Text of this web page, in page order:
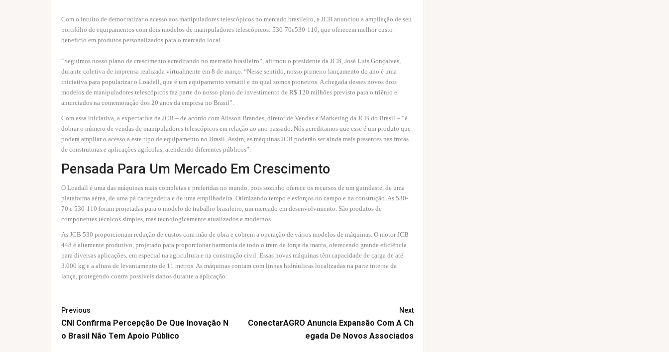
Com o intuito de democratizar o acesso aos manipuladores telescópicos no mercado brasileiro, a JCB anunciou a ampliação de seu
portifólio de equipamentos com dois modelos de manipuladores telescópicos: 530-70e530-110, que oferecem melhor custo-
benefício em produtos personalizados para o mercado local.
“Seguimos nosso plano de crescimento acreditando no mercado brasileiro”, afirmou o presidente da JCB, José Luis Gonçalves,
durante coletiva de imprensa realizada virtualmente em 8 de março. “Nesse sentido, nosso primeiro lançamento do ano é uma
iniciativa para popularizar o Loadall, que é um equipamento versátil e no qual somos pioneiros. A chegada desses novos dois
modelos de manipuladores telescópicos faz parte do nosso plano de investimento de R$ 120 milhões previsto para o triênio e
anunciados na comemoração dos 20 anos da empresa no Brasil”.
Com essa iniciativa, a expectativa da JCB – de acordo com Alisson Brandes, diretor de Vendas e Marketing da JCB do Brasil – “é
dobrar o número de vendas de manipuladores telescópicos em relação ao ano passado. Nós acreditamos que esse é um produto que
poderá ampliar o acesso a este tipo de equipamento no Brasil. Assim, as máquinas JCB poderão ser ainda mais presentes nas frotas
de construtoras e aplicações agrícolas, atendendo diferentes públicos”.
Pensada Para Um Mercado Em Crescimento
O Loadall é uma das máquinas mais completas e preferidas no mundo, pois sozinho oferece os recursos de um guindaste, de uma
plataforma aérea, de uma pá carregadeira e de uma empilhadeira. Otimizando tempo e esforços no campo e na construção. As 530-
70 e 530-110 foram projetadas para o modelo de trabalho brasileiro, um mercado em desenvolvimento. São produtos de
componentes técnicos simples, mas tecnologicamente atualizados e modernos.
As JCB 530 proporcionam redução de custos com mão de obra e cobrem a operação de vários modelos de máquinas. O motor JCB
448 é altamente produtivo, projetado para proporcionar harmonia de todo o trem de força da marca, oferecendo grande eficiência
para diversas aplicações, em especial na agricultura e na construção civil. Essas novas máquinas têm capacidade de carga de até
3.000 kg e a altura de levantamento de 11 metros. As máquinas contam com linhas hidráulicas localizadas na parte interna da
lança, protegendo contra possíveis danos durante a aplicação.
Previous
CNI Confirma Percepção De Que Inovação N
O Brasil Não Tem Apoio Público
Next
ConectarAGRO Anuncia Expansão Com A Ch
Egada De Novos Associados